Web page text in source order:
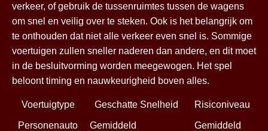
verkeer, of gebruik de tussenruimtes tussen de wagens
om snel en veilig over te steken. Ook is het belangrijk om
te onthouden dat niet alle verkeer even snel is. Sommige
voertuigen zullen sneller naderen dan andere, en dit moet
in de besluitvorming worden meegewogen. Het spel
beloont timing en nauwkeurigheid boven alles.
Voertuigtype Geschatte Snelheid Risiconiveau
Personenauto Gemiddeld Gemiddeld